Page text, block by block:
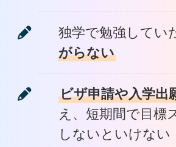
独学で勉強してい
がらない
ビザ申請や入学出
え、短期間で目標
しないといけない